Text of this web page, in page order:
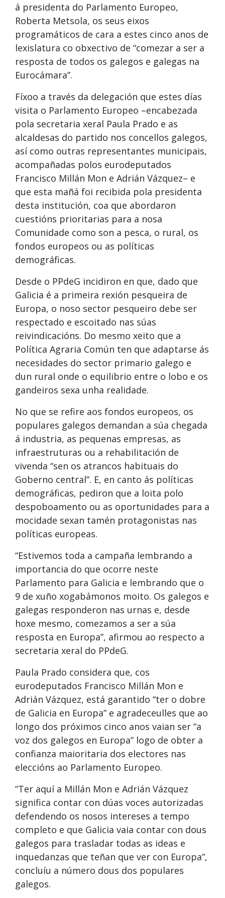
á presidenta do Parlamento Europeo,
Roberta Metsola, os seus eixos
programáticos de cara a estes cinco anos de
lexislatura co obxectivo de “comezar a ser a
resposta de todos os galegos e galegas na
Eurocámara”.
Fíxoo a través da delegación que estes días
visita o Parlamento Europeo –encabezada
pola secretaria xeral Paula Prado e as
alcaldesas do partido nos concellos galegos,
así como outras representantes municipais,
acompañadas polos eurodeputados
Francisco Millán Mon e Adrián Vázquez– e
que esta mañá foi recibida pola presidenta
desta institución, coa que abordaron
cuestións prioritarias para a nosa
Comunidade como son a pesca, o rural, os
fondos europeos ou as políticas
demográficas.
Desde o PPdeG incidiron en que, dado que
Galicia é a primeira rexión pesqueira de
Europa, o noso sector pesqueiro debe ser
respectado e escoitado nas súas
reivindicacións. Do mesmo xeito que a
Política Agraria Común ten que adaptarse ás
necesidades do sector primario galego e
dun rural onde o equilibrio entre o lobo e os
gandeiros sexa unha realidade.
No que se refire aos fondos europeos, os
populares galegos demandan a súa chegada
á industria, as pequenas empresas, as
infraestruturas ou a rehabilitación de
vivenda “sen os atrancos habituais do
Goberno central”. E, en canto ás políticas
demográficas, pediron que a loita polo
despoboamento ou as oportunidades para a
mocidade sexan tamén protagonistas nas
políticas europeas.
“Estivemos toda a campaña lembrando a
importancia do que ocorre neste
Parlamento para Galicia e lembrando que o
9 de xuño xogabámonos moito. Os galegos e
galegas responderon nas urnas e, desde
hoxe mesmo, comezamos a ser a súa
resposta en Europa”, afirmou ao respecto a
secretaria xeral do PPdeG.
Paula Prado considera que, cos
eurodeputados Francisco Millán Mon e
Adrián Vázquez, está garantido “ter o dobre
de Galicia en Europa” e agradeceulles que ao
longo dos próximos cinco anos vaian ser “a
voz dos galegos en Europa” logo de obter a
confianza maioritaria dos electores nas
eleccións ao Parlamento Europeo.
“Ter aquí a Millán Mon e Adrián Vázquez
significa contar con dúas voces autorizadas
defendendo os nosos intereses a tempo
completo e que Galicia vaia contar con dous
galegos para trasladar todas as ideas e
inquedanzas que teñan que ver con Europa”,
concluíu a número dous dos populares
galegos.